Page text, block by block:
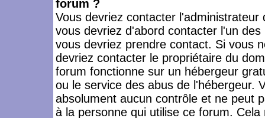
forum ?
Vous devriez contacter
vous devriez d'abord contacter l'un
vous devriez prendre contact. Si vous
devriez contacter le propriétaire du
forum fonctionne sur un hébergeur
ou le service des abus de l'hébergeur.
absolument aucun contrôle et ne peut
à la personne qui utilise ce forum.